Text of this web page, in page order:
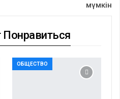
мүмкін
ОБЩЕСТВО